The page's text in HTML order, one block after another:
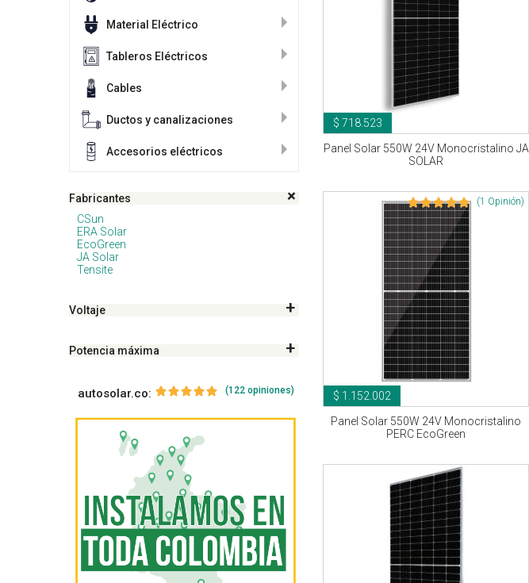
Material Eléctrico
Tableros Eléctricos
Cables
Ductos y canalizaciones
Accesorios eléctricos
Fabricantes
CSun
ERA Solar
EcoGreen
JA Solar
Tensite
Voltaje
Potencia máxima
autosolar.co: (122 opiniones)
$ 718.523
Panel Solar 550W 24V Monocristalino JA
SOLAR
(1 Opinión)
$ 1.152.002
Panel Solar 550W 24V Monocristalino
PERC EcoGreen